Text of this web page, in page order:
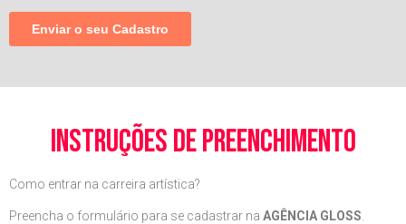
instruções de preenchimento
Como entrar na carreira artística?
Preencha o formulário para se cadastrar na AGÊNCIA GLOSS